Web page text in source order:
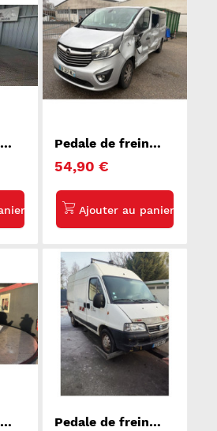
Pedale de frein
54,90 €
Pedale de frein